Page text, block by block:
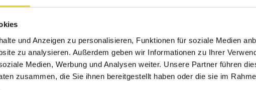
und Anzeigen zu personalisieren, Funktionen für soziale Medien
zu analysieren. Außerdem geben wir Informationen zu Ihrer
Medien, Werbung und Analysen weiter. Unsere Partner führen
zusammen, die Sie ihnen bereitgestellt haben oder die sie im
oder für den Casual-Friday im Office haben? Trage
Saum rückt deine Schuhe perfekt in den
einen unserer Tara-M Stores in Dinslaken,
oder Herten. Unsere Modeexperten vor Ort